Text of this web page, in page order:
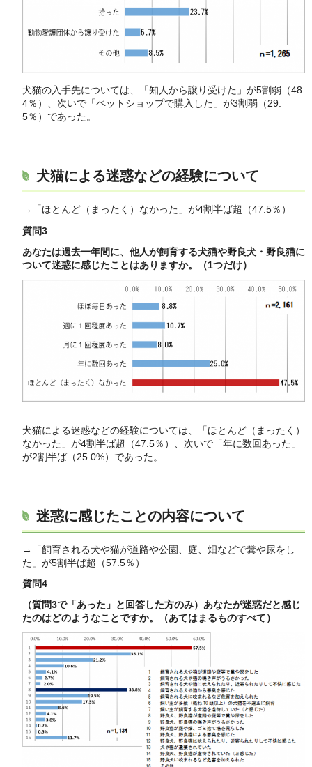
犬猫の入手先については、「知人から譲り受けた」が5割弱（48.
4％）、次いで「ペットショップで購入した」が3割弱（29.
5％）であった。
犬猫による迷惑などの経験について
→「ほとんど（まったく）なかった」が4割半ば超（47.5％）
質問3
あなたは過去一年間に、他人が飼育する犬猫や野良犬・野良猫に
ついて迷惑に感じたことはありますか。（1つだけ）
犬猫による迷惑などの経験については、「ほとんど（まったく）
なかった」が4割半ば超（47.5％）、次いで「年に数回あった」
が2割半ば（25.0%）であった。
迷惑に感じたことの内容について
→「飼育される犬や猫が道路や公園、庭、畑などで糞や尿をし
た」が5割半ば超（57.5％）
質問4
（質問3で「あった」と回答した方のみ）あなたが迷惑だと感じ
たのはどのようなことですか。（あてはまるものすべて）